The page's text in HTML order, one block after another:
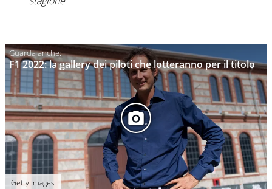
F1 2022: la gallery dei piloti che lotteranno per il titolo
Getty Images